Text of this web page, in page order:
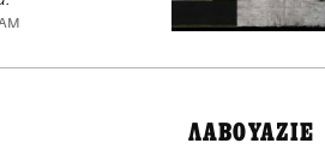
ΛΑΒΟΥΑΖΙΕ